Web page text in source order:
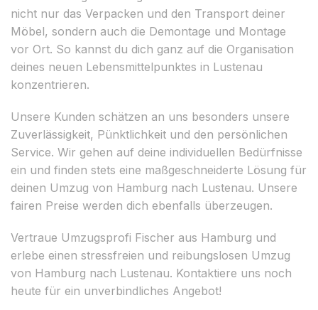
nicht nur das Verpacken und den Transport deiner
Möbel, sondern auch die Demontage und Montage
vor Ort. So kannst du dich ganz auf die Organisation
deines neuen Lebensmittelpunktes in Lustenau
konzentrieren.
Unsere Kunden schätzen an uns besonders unsere
Zuverlässigkeit, Pünktlichkeit und den persönlichen
Service. Wir gehen auf deine individuellen Bedürfnisse
ein und finden stets eine maßgeschneiderte Lösung für
deinen Umzug von Hamburg nach Lustenau. Unsere
fairen Preise werden dich ebenfalls überzeugen.
Vertraue Umzugsprofi Fischer aus Hamburg und
erlebe einen stressfreien und reibungslosen Umzug
von Hamburg nach Lustenau. Kontaktiere uns noch
heute für ein unverbindliches Angebot!